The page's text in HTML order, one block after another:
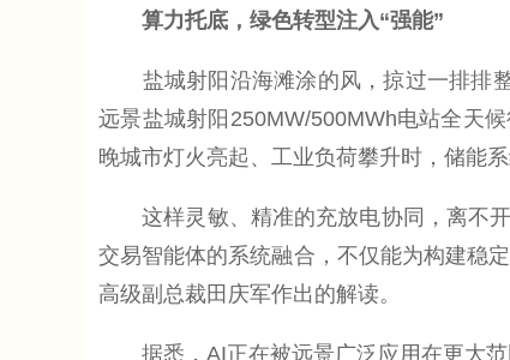
算力托底，绿色转型注入“强能”
盐城射阳沿海滩涂的风，掠过一排排整
远景盐城射阳250MW/500MWh电站全天
晚城市灯火亮起、工业负荷攀升时，储能
这样灵敏、精准的充放电协同，离不开AI
交易智能体的系统融合，不仅能为构建稳
高级副总裁田庆军作出的解读。
据悉，AI正在被远景广泛应用在更大范